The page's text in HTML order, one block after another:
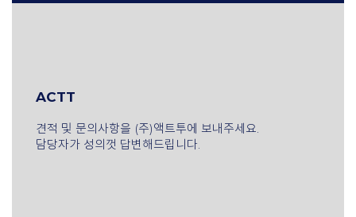
ACTT
견적 및 문의사항을 (주)액트투에 보내주세요.
담당자가 성의껏 답변해드립니다.